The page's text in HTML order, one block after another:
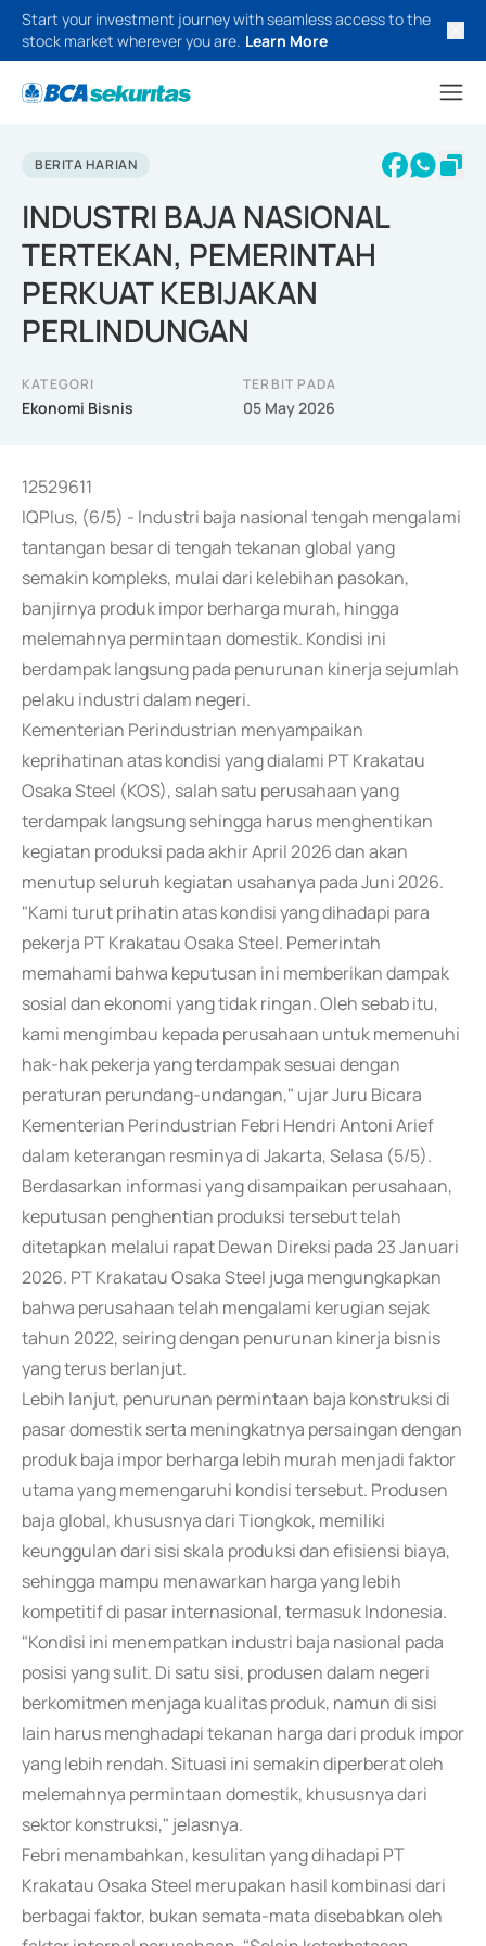
Start your investment journey with seamless access to the
stock market wherever you are. Learn More
BERITA HARIAN
INDUSTRI BAJA NASIONAL
TERTEKAN, PEMERINTAH
PERKUAT KEBIJAKAN
PERLINDUNGAN
KATEGORI
Ekonomi Bisnis
TERBIT PADA
05 May 2026
12529611
IQPlus, (6/5) - Industri baja nasional tengah mengalami
tantangan besar di tengah tekanan global yang
semakin kompleks, mulai dari kelebihan pasokan,
banjirnya produk impor berharga murah, hingga
melemahnya permintaan domestik. Kondisi ini
berdampak langsung pada penurunan kinerja sejumlah
pelaku industri dalam negeri.
Kementerian Perindustrian menyampaikan
keprihatinan atas kondisi yang dialami PT Krakatau
Osaka Steel (KOS), salah satu perusahaan yang
terdampak langsung sehingga harus menghentikan
kegiatan produksi pada akhir April 2026 dan akan
menutup seluruh kegiatan usahanya pada Juni 2026.
"Kami turut prihatin atas kondisi yang dihadapi para
pekerja PT Krakatau Osaka Steel. Pemerintah
memahami bahwa keputusan ini memberikan dampak
sosial dan ekonomi yang tidak ringan. Oleh sebab itu,
kami mengimbau kepada perusahaan untuk memenuhi
hak-hak pekerja yang terdampak sesuai dengan
peraturan perundang-undangan," ujar Juru Bicara
Kementerian Perindustrian Febri Hendri Antoni Arief
dalam keterangan resminya di Jakarta, Selasa (5/5).
Berdasarkan informasi yang disampaikan perusahaan,
keputusan penghentian produksi tersebut telah
ditetapkan melalui rapat Dewan Direksi pada 23 Januari
2026. PT Krakatau Osaka Steel juga mengungkapkan
bahwa perusahaan telah mengalami kerugian sejak
tahun 2022, seiring dengan penurunan kinerja bisnis
yang terus berlanjut.
Lebih lanjut, penurunan permintaan baja konstruksi di
pasar domestik serta meningkatnya persaingan dengan
produk baja impor berharga lebih murah menjadi faktor
utama yang memengaruhi kondisi tersebut. Produsen
baja global, khususnya dari Tiongkok, memiliki
keunggulan dari sisi skala produksi dan efisiensi biaya,
sehingga mampu menawarkan harga yang lebih
kompetitif di pasar internasional, termasuk Indonesia.
"Kondisi ini menempatkan industri baja nasional pada
posisi yang sulit. Di satu sisi, produsen dalam negeri
berkomitmen menjaga kualitas produk, namun di sisi
lain harus menghadapi tekanan harga dari produk impor
yang lebih rendah. Situasi ini semakin diperberat oleh
melemahnya permintaan domestik, khususnya dari
sektor konstruksi," jelasnya.
Febri menambahkan, kesulitan yang dihadapi PT
Krakatau Osaka Steel merupakan hasil kombinasi dari
berbagai faktor, bukan semata-mata disebabkan oleh